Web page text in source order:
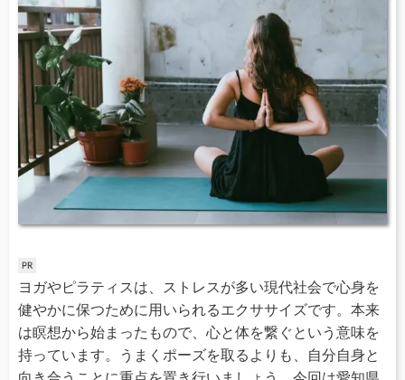
ヨガやピラティスは、ストレスが多い現代社会で心身を
健やかに保つために用いられるエクササイズです。本来
は瞑想から始まったもので、心と体を繋ぐという意味を
持っています。うまくポーズを取るよりも、自分自身と